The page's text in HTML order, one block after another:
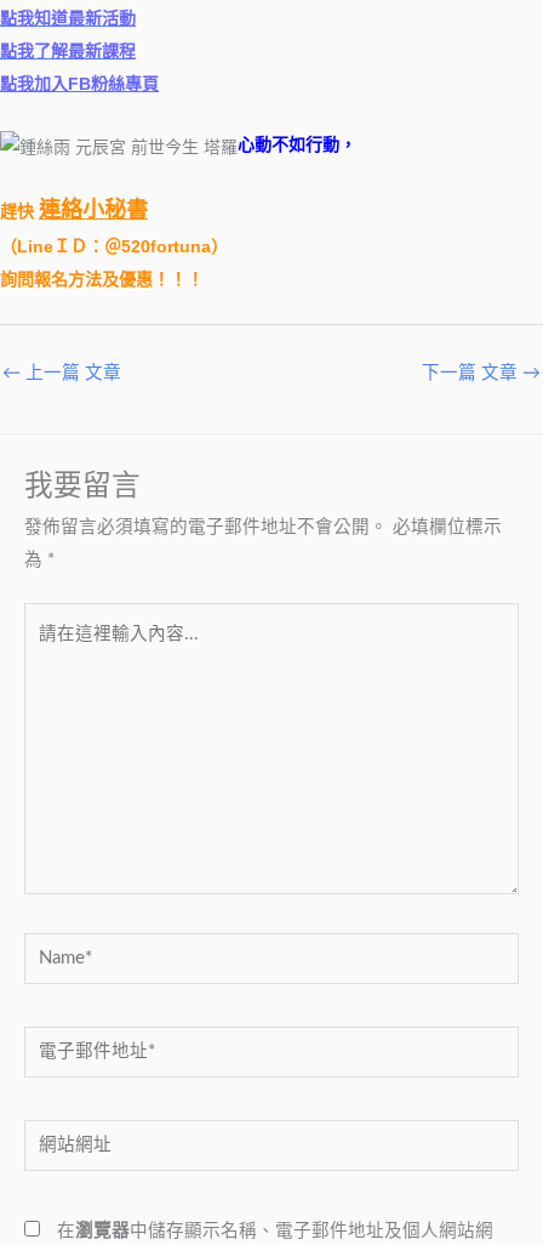
點我知道最新活動
點我了解最新課程
點我加入FB粉絲專頁
心動不如行動，
趕快 連絡小秘書
（LineＩＤ：＠520fortuna）
詢問報名方法及優惠！！！
← 上一篇 文章 下一篇 文章 →
我要留言
發佈留言必須填寫的電子郵件地址不會公開。 必填欄位標示
為 *
Name*
電
子
件
地
*
網
站
址
在瀏覽器中儲存顯示名稱、電子郵件地址及個人網站網